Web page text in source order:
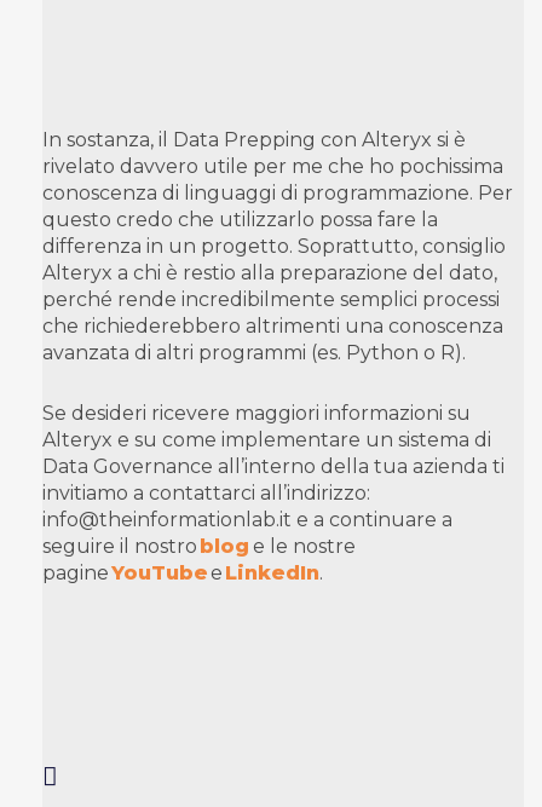
In sostanza, il Data Prepping con Alteryx si è
rivelato davvero utile per me che ho pochissima
conoscenza di linguaggi di programmazione. Per
questo credo che utilizzarlo possa fare la
differenza in un progetto. Soprattutto, consiglio
Alteryx a chi è restio alla preparazione del dato,
perché rende incredibilmente semplici processi
che richiederebbero altrimenti una conoscenza
avanzata di altri programmi (es. Python o R).
Se desideri ricevere maggiori informazioni su
Alteryx e su come implementare un sistema di
Data Governance all’interno della tua azienda ti
invitiamo a contattarci all’indirizzo:
info@theinformationlab.it e a continuare a
seguire il nostro blog e le nostre
pagineYouTubee LinkedIn.